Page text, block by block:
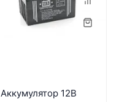
Аккумулятор 12В